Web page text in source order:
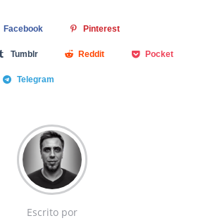
Facebook Pinterest
Tumblr Reddit Pocket
Telegram
Escrito por